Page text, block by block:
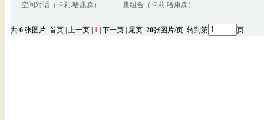
空间对话（卡莉.哈康森） 巢组合（卡莉.哈康森）
共 6 张图片 首页 | 上一页 | 1 | 下一页 | 尾页 20张图片/页 转到第 页